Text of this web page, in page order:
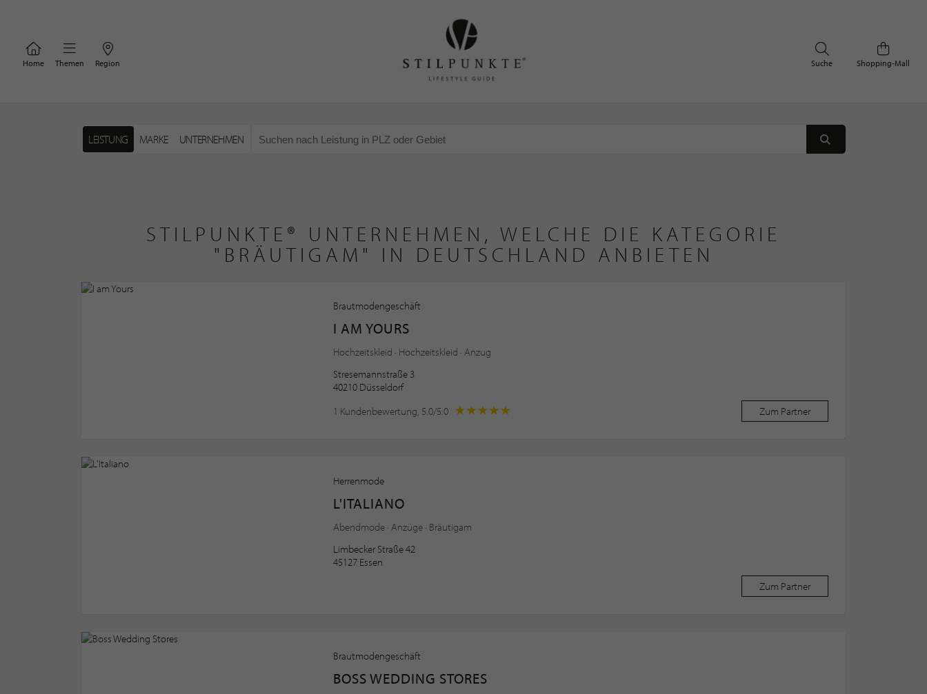
Home Themen Region Shopping-Mall
Suche
LEISTUNG MARKE UNTERNEHMEN
STILPUNKTE® UNTERNEHMEN, WELCHE DIE KATEGORIE
"BRÄUTIGAM" IN DEUTSCHLAND ANBIETEN
Brautmodengeschäft
I AM YOURS
Hochzeitskleid · Hochzeitskleid · Anzug
Stresemannstraße 3
40210 Düsseldorf
1 Kundenbewertung, 5.0/5.0
Zum Partner
Herrenmode
L'ITALIANO
Abendmode · Anzüge · Bräutigam
Limbecker Straße 42
45127 Essen
Zum Partner
Brautmodengeschäft
BOSS WEDDING STORES